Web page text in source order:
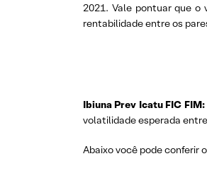
2021. Vale pontuar que o
rentabilidade entre os
Ibiuna Prev Icatu FIC FIM:
volatilidade esperada
Abaixo você pode conferir